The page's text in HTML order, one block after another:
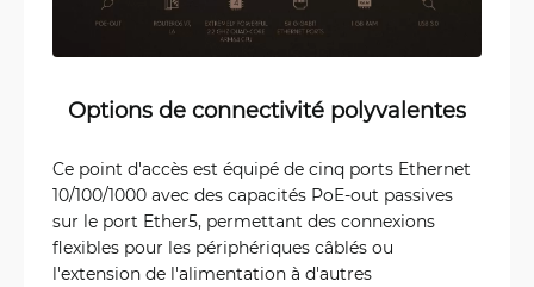
Options de connectivité polyvalentes
Ce point d'accès est équipé de cinq ports Ethernet
10/100/1000 avec des capacités PoE-out passives
sur le port Ether5, permettant des connexions
flexibles pour les périphériques câblés ou
l'extension de l'alimentation à d'autres